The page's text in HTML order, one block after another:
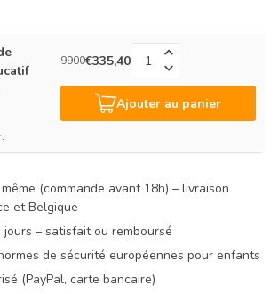
9900€335,40
Ajouter au panier
(commande avant 18h) – livraison
et Belgique
– satisfait ou remboursé
de sécurité européennes pour enfants
(PayPal, carte bancaire)